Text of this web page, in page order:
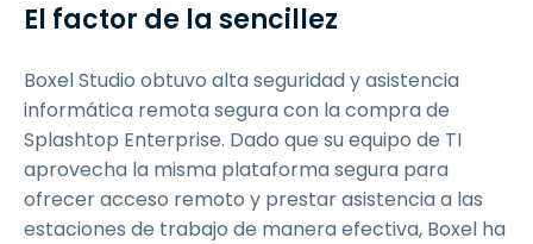
El factor de la sencillez
Boxel Studio obtuvo alta seguridad y asistencia
informática remota segura con la compra de
Splashtop Enterprise. Dado que su equipo de TI
aprovecha la misma plataforma segura para
ofrecer acceso remoto y prestar asistencia a las
estaciones de trabajo de manera efectiva, Boxel ha